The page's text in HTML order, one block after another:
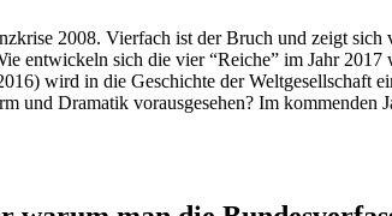
2008. Vierfach ist der Bruch und zeigt
entwickeln sich die vier “Reiche” im Jahr
wird in die Geschichte der Weltgesellschaft
und Dramatik vorausgesehen? Im